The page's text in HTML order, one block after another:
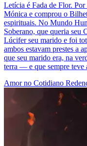
Letícia é Fada de Flor.
Mónica e comprou o
espirituais. No Mundo
Soberano, que queria seu
Lúcifer seu marido e foi
ambos estavam prestes a
que seu marido era, na
terra — e que sempre teve
Amor no Cotidiano